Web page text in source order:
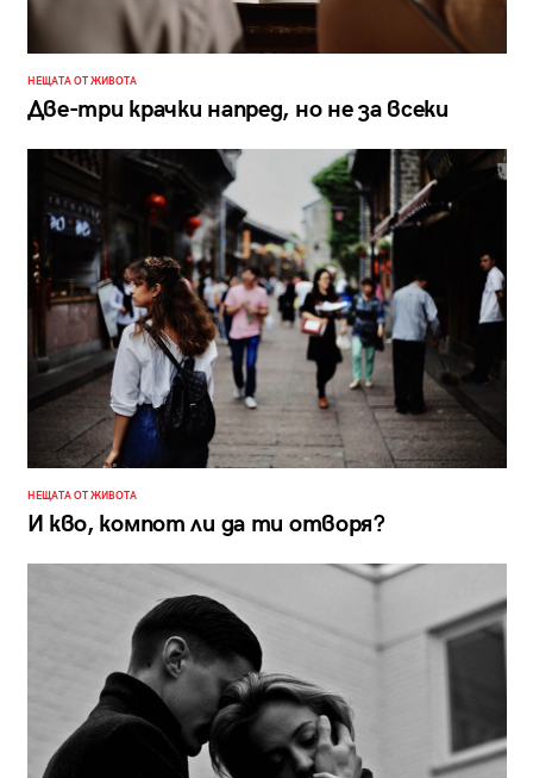
НЕЩАТА ОТ ЖИВОТА
Две-три крачки напред, но не за всеки
НЕЩАТА ОТ ЖИВОТА
И кво, компот ли да ти отворя?